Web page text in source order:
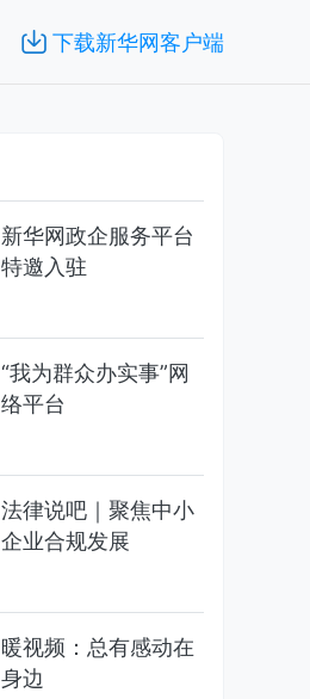
下载新华网客户端
新华网政企服务平台
特邀入驻
“我为群众办实事”网
络平台
法律说吧｜聚焦中小
企业合规发展
暖视频：总有感动在
身边